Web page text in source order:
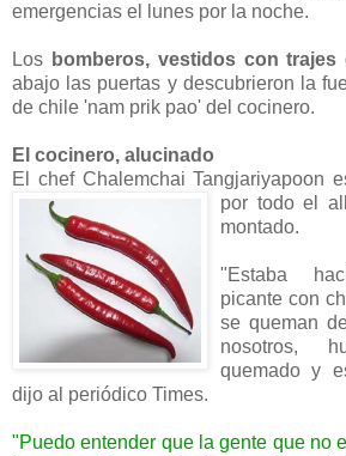
emergencias el lunes por la noche.
Los bomberos, vestidos con trajes
abajo las puertas y descubrieron la
de chile 'nam prik pao' del cocinero.
El cocinero, alucinado
El chef Chalemchai Tangjariyapoon
por todo el
montado.
"Estaba
picante con
se queman
nosotros,
quemado y
dijo al periódico Times.
"Puedo entender que la gente que no